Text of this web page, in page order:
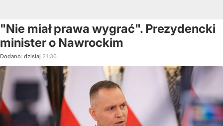
"Nie miał prawa wygrać". Prezydencki
minister o Nawrockim
Dodano: dzisiaj 21:36